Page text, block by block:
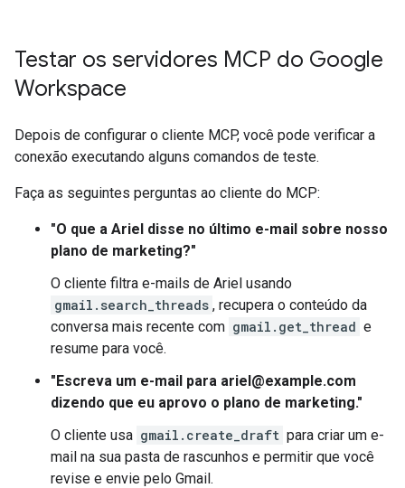
Testar os servidores MCP do Google
Workspace
Depois de configurar o cliente MCP, você pode verificar a
conexão executando alguns comandos de teste.
Faça as seguintes perguntas ao cliente do MCP:
"O que a Ariel disse no último e-mail sobre nosso
plano de marketing?"
O cliente filtra e-mails de Ariel usando
gmail.search_threads , recupera o conteúdo da
conversa mais recente com gmail.get_thread e
resume para você.
"Escreva um e-mail para ariel@example.com
dizendo que eu aprovo o plano de marketing."
O cliente usa gmail.create_draft para criar um e-
mail na sua pasta de rascunhos e permitir que você
revise e envie pelo Gmail.